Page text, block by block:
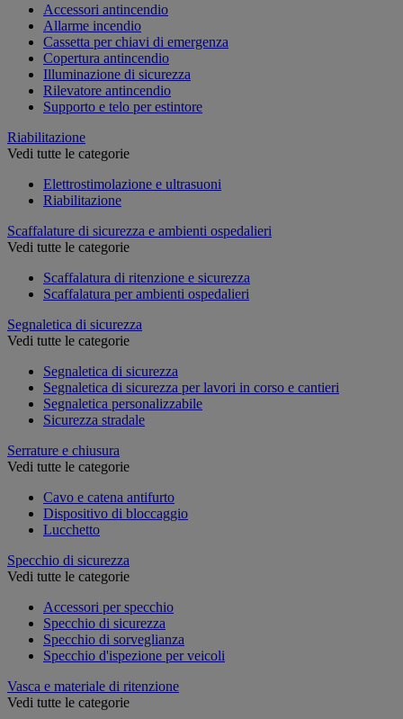
Accessori antincendio
Allarme incendio
Cassetta per chiavi di emergenza
Copertura antincendio
Illuminazione di sicurezza
Rilevatore antincendio
Supporto e telo per estintore
Riabilitazione
Vedi tutte le categorie
Elettrostimolazione e ultrasuoni
Riabilitazione
Scaffalature di sicurezza e ambienti ospedalieri
Vedi tutte le categorie
Scaffalatura di ritenzione e sicurezza
Scaffalatura per ambienti ospedalieri
Segnaletica di sicurezza
Vedi tutte le categorie
Segnaletica di sicurezza
Segnaletica di sicurezza per lavori in corso e cantieri
Segnaletica personalizzabile
Sicurezza stradale
Serrature e chiusura
Vedi tutte le categorie
Cavo e catena antifurto
Dispositivo di bloccaggio
Lucchetto
Specchio di sicurezza
Vedi tutte le categorie
Accessori per specchio
Specchio di sicurezza
Specchio di sorveglianza
Specchio d'ispezione per veicoli
Vasca e materiale di ritenzione
Vedi tutte le categorie